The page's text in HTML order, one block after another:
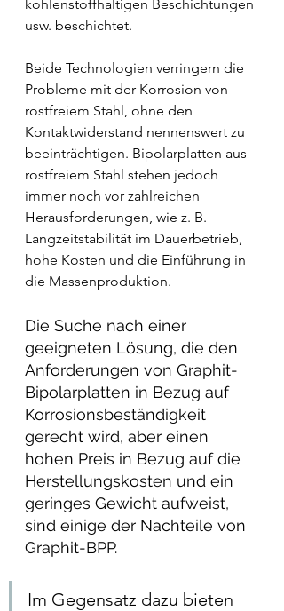
kohlenstoffhaltigen Beschichtungen
usw. beschichtet.
Beide Technologien verringern die
Probleme mit der Korrosion von
rostfreiem Stahl, ohne den
Kontaktwiderstand nennenswert zu
beeinträchtigen. Bipolarplatten aus
rostfreiem Stahl stehen jedoch
immer noch vor zahlreichen
Herausforderungen, wie z. B.
Langzeitstabilität im Dauerbetrieb,
hohe Kosten und die Einführung in
die Massenproduktion.
Die Suche nach einer
geeigneten Lösung, die den
Anforderungen von Graphit-
Bipolarplatten in Bezug auf
Korrosionsbeständigkeit
gerecht wird, aber einen
hohen Preis in Bezug auf die
Herstellungskosten und ein
geringes Gewicht aufweist,
sind einige der Nachteile von
Graphit-BPP.
Im Gegensatz dazu bieten